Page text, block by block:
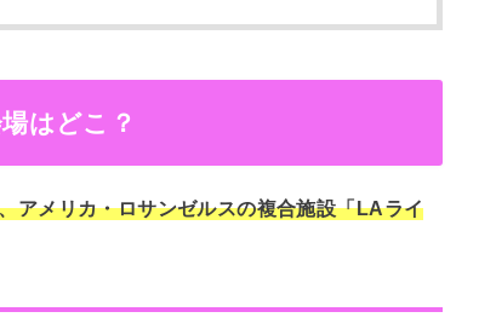
はどこ？
アメリカ・ロサンゼルスの複合施設「LAライ